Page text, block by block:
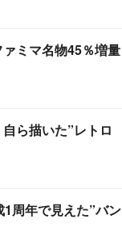
ミマ名物45％増量
ら描いた”レトロ
周年で見えた”バン